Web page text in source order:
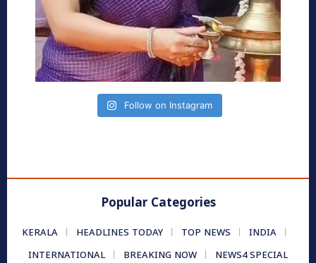
Follow on Instagram
Popular Categories
KERALA HEADLINES TODAY TOP NEWS
INDIA
INTERNATIONAL
BREAKING NOW
NEWS4 SPECIAL